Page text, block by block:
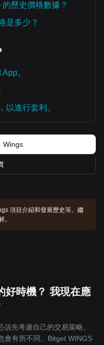
歷史價格數據？
是多少？
。
以進行套利。
Wings
項目介紹和發展歷史等。繼
。
好時機？ 我現在應
先考慮自己的交易策略。
會有所不同。Bitget WINGS